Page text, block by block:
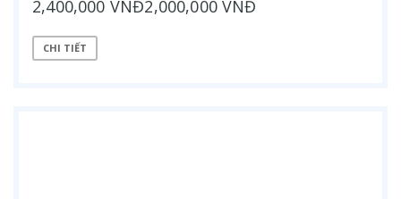
2,400,000 VNĐ2,000,000 VNĐ
CHI TIẾT